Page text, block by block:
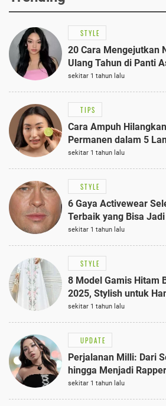
STYLE
20 Cara Mengejutkan
Ulang Tahun di Panti
Anggun dengan Kaftan
sekitar 1 tahun lalu
TIPS
Cara Ampuh
Permanen dalam 5
sekitar 1 tahun lalu
STYLE
6 Gaya Activewear
Terbaik yang Bisa
sekitar 1 tahun lalu
STYLE
8 Model Gamis Hitam
2025, Stylish untuk
Semi-Formal
sekitar 1 tahun lalu
UPDATE
Perjalanan Milli: Dari
hingga Menjadi
sekitar 1 tahun lalu